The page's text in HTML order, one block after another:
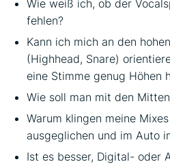
Wie weiß ich, ob der
fehlen?
Kann ich mich an den
(Highhead, Snare)
eine Stimme genug Höhen
Wie soll man mit den
Warum klingen meine
ausgeglichen und im Auto
Ist es besser, Digital- oder